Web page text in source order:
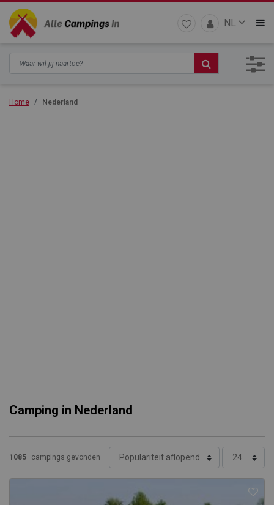
NL
Home Nederland
Camping in Nederland
1085 campings gevonden